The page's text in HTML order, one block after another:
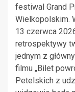
festiwal Grand
Wielkopolskim.
13 czerwca
retrospektywy
jednym z
filmu „Bilet
Petelskich z